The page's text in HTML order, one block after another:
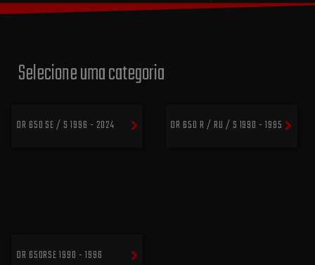
Selecione uma categoria
DR 650 SE / S 1996 - 2024 DR 650 R / RU / S 1990 - 1995
DR 650RSE 1990 - 1996